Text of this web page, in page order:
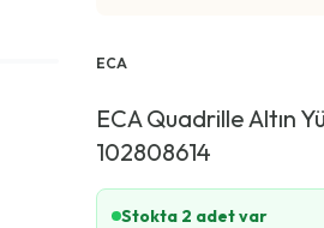
ECA
ECA Quadrille Altın
102808614
Stokta 2 adet var